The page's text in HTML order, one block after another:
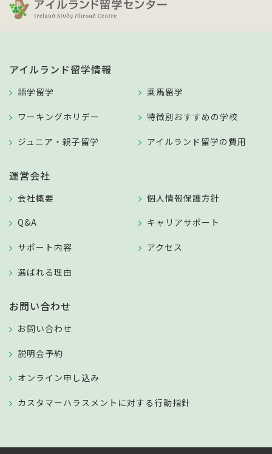
アイルランド留学情報
語学留学
ワーキングホリデー
ジュニア・親子留学
乗馬留学
特徴別おすすめの学校
アイルランド留学の費用
運営会社
会社概要
Q&A
サポート内容
選ばれる理由
個人情報保護方針
キャリアサポート
アクセス
お問い合わせ
お問い合わせ
説明会予約
オンライン申し込み
カスタマーハラスメントに対する行動指針